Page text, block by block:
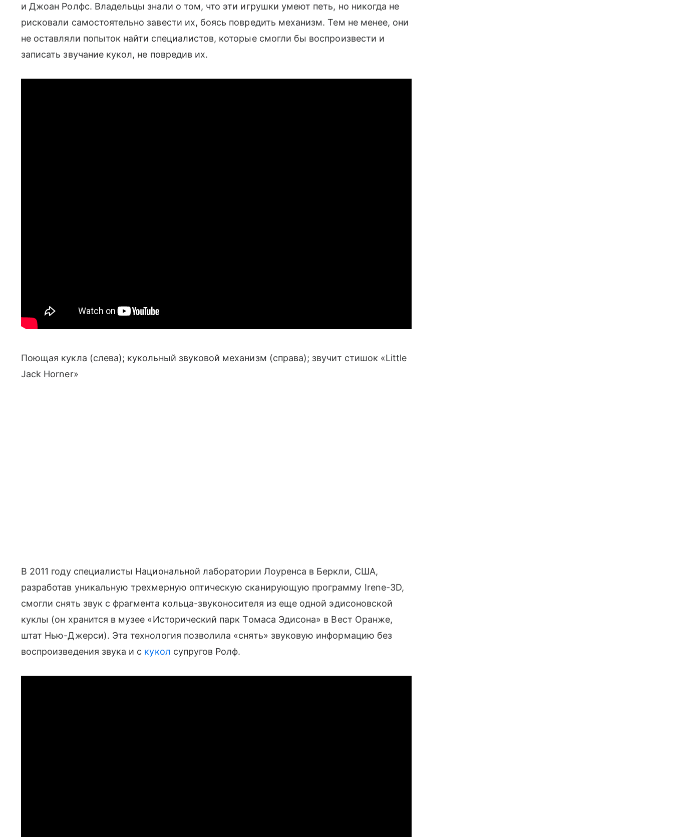
и Джоан Ролфс. Владельцы знали о том, что эти игрушки умеют петь, но никогда не
рисковали самостоятельно завести их, боясь повредить механизм. Тем не менее, они
не оставляли попыток найти специалистов, которые смогли бы воспроизвести и
записать звучание кукол, не повредив их.
Поющая кукла (слева); кукольный звуковой механизм (справа); звучит стишок «Little
Jack Horner»
В 2011 году специалисты Национальной лаборатории Лоуренса в Беркли, США,
разработав уникальную трехмерную оптическую сканирующую программу Irene-3D,
смогли снять звук с фрагмента кольца-звуконосителя из еще одной эдисоновской
куклы (он хранится в музее «Исторический парк Томаса Эдисона» в Вест Оранже,
штат Нью-Джерси). Эта технология позволила «снять» звуковую информацию без
воспроизведения звука и с кукол супругов Ролф.